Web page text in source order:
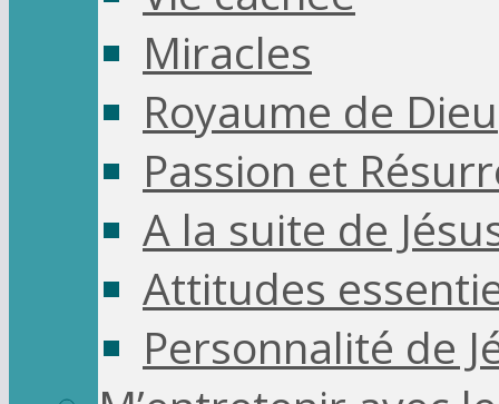
Miracles
Royaume de Dieu
Passion et
A la suite de
Attitudes
Personnalité de